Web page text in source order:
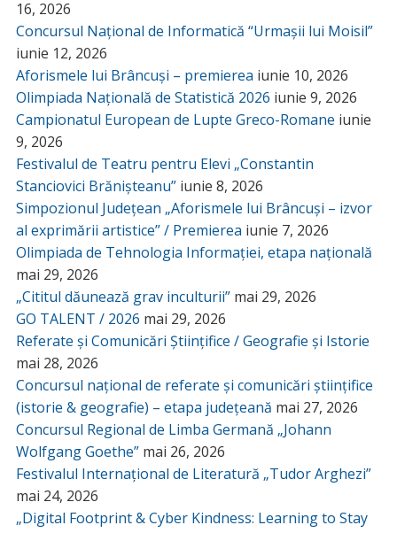
16, 2026
Concursul Național de Informatică “Urmașii lui Moisil”
iunie 12, 2026
Aforismele lui Brâncuși – premierea iunie 10, 2026
Olimpiada Națională de Statistică 2026 iunie 9, 2026
Campionatul European de Lupte Greco-Romane iunie
9, 2026
Festivalul de Teatru pentru Elevi „Constantin
Stanciovici Brănișteanu” iunie 8, 2026
Simpozionul Județean „Aforismele lui Brâncuși – izvor
al exprimării artistice” / Premierea iunie 7, 2026
Olimpiada de Tehnologia Informației, etapa națională
mai 29, 2026
„Cititul dăunează grav inculturii” mai 29, 2026
GO TALENT / 2026 mai 29, 2026
Referate și Comunicări Științifice / Geografie și Istorie
mai 28, 2026
Concursul național de referate și comunicări științifice
(istorie & geografie) – etapa județeană mai 27, 2026
Concursul Regional de Limba Germană „Johann
Wolfgang Goethe” mai 26, 2026
Festivalul Internațional de Literatură „Tudor Arghezi”
mai 24, 2026
„Digital Footprint & Cyber Kindness: Learning to Stay